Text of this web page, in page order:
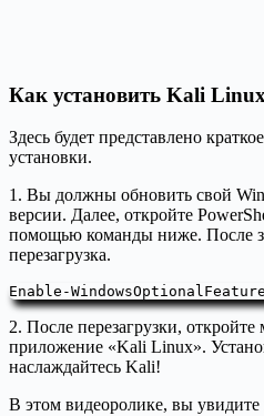
Как установить Kali
Здесь будет представлено
установки.
1. Вы должны обновить свой
версии. Далее, откройте
помощью команды ниже. После
перезагрузка.
Enable-
2. После перезагрузки,
приложение «Kali Linux».
наслаждайтесь Kali!
В этом видеоролике, вы увидите